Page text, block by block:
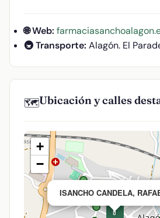
🌐 Web:
🚇 Transporte: Alagón. El
🗺️Ubicación y calles
💊
ISANCHO CANDELA,
+
−